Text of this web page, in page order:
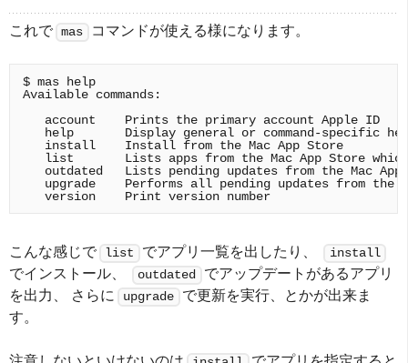
これで mas コマンドが使える様になります。
$ mas help
Available commands:
   account    Prints the primary account Apple ID
help       Display general or command-specific
   install    Install from the Mac App Store
list       Lists apps from the Mac App Store
outdated   Lists pending updates from the Mac App
upgrade    Performs all pending updates from the
こんな感じで list でアプリ一覧を出したり、 install
でインストール、 outdated
でアップデートがあるアプリ
を出力、 さらに
upgrade
で更新を実行、とかが出来ま
す。